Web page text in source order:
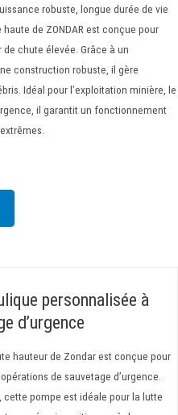
robuste, longue durée de vie
de ZONDAR est conçue pour
de chute élevée. Grâce à un
construction robuste, il gère
Idéal pour l’exploitation minière, le
il garantit un fonctionnement
personnalisée à
d’urgence
hauteur de Zondar est conçue pour
de sauvetage d’urgence.
pompe est idéale pour la lutte